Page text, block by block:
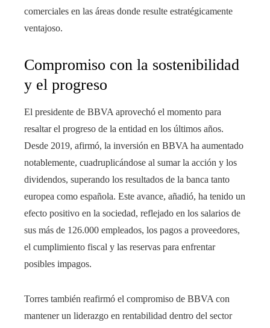
comerciales en las áreas donde resulte estratégicamente
ventajoso.
Compromiso con la sostenibilidad
y el progreso
El presidente de BBVA aprovechó el momento para
resaltar el progreso de la entidad en los últimos años.
Desde 2019, afirmó, la inversión en BBVA ha aumentado
notablemente, cuadruplicándose al sumar la acción y los
dividendos, superando los resultados de la banca tanto
europea como española. Este avance, añadió, ha tenido un
efecto positivo en la sociedad, reflejado en los salarios de
sus más de 126.000 empleados, los pagos a proveedores,
el cumplimiento fiscal y las reservas para enfrentar
posibles impagos.
Torres también reafirmó el compromiso de BBVA con
mantener un liderazgo en rentabilidad dentro del sector